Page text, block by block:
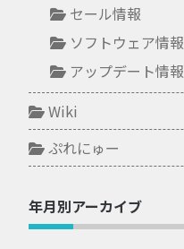
セール情報
ソフトウェア情報
アップデート情報
Wiki
ぷれにゅー
年月別アーカイブ